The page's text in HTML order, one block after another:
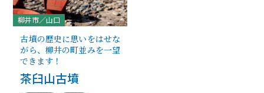
柳井市／山口
古墳の歴史に思いをはせな
がら、柳井の町並みを一望
できます！
茶臼山古墳